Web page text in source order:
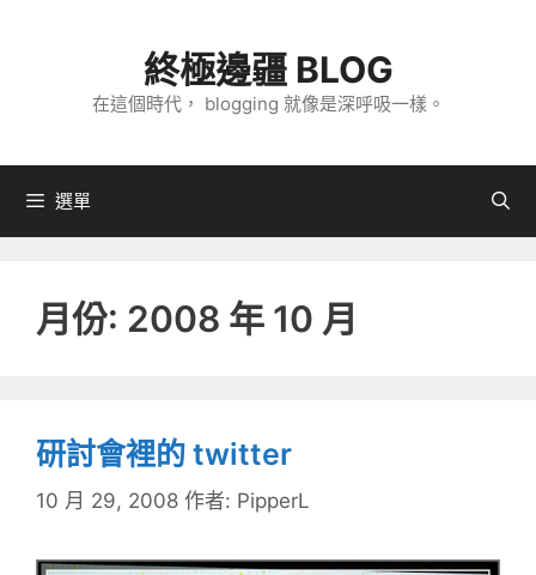
內
終極邊疆 BLOG
在這個時代， blogging 就像是深呼吸一樣。
選單
月份: 2008 年 10 月
研討會裡的 twitter
10 月 29, 2008 作者: PipperL